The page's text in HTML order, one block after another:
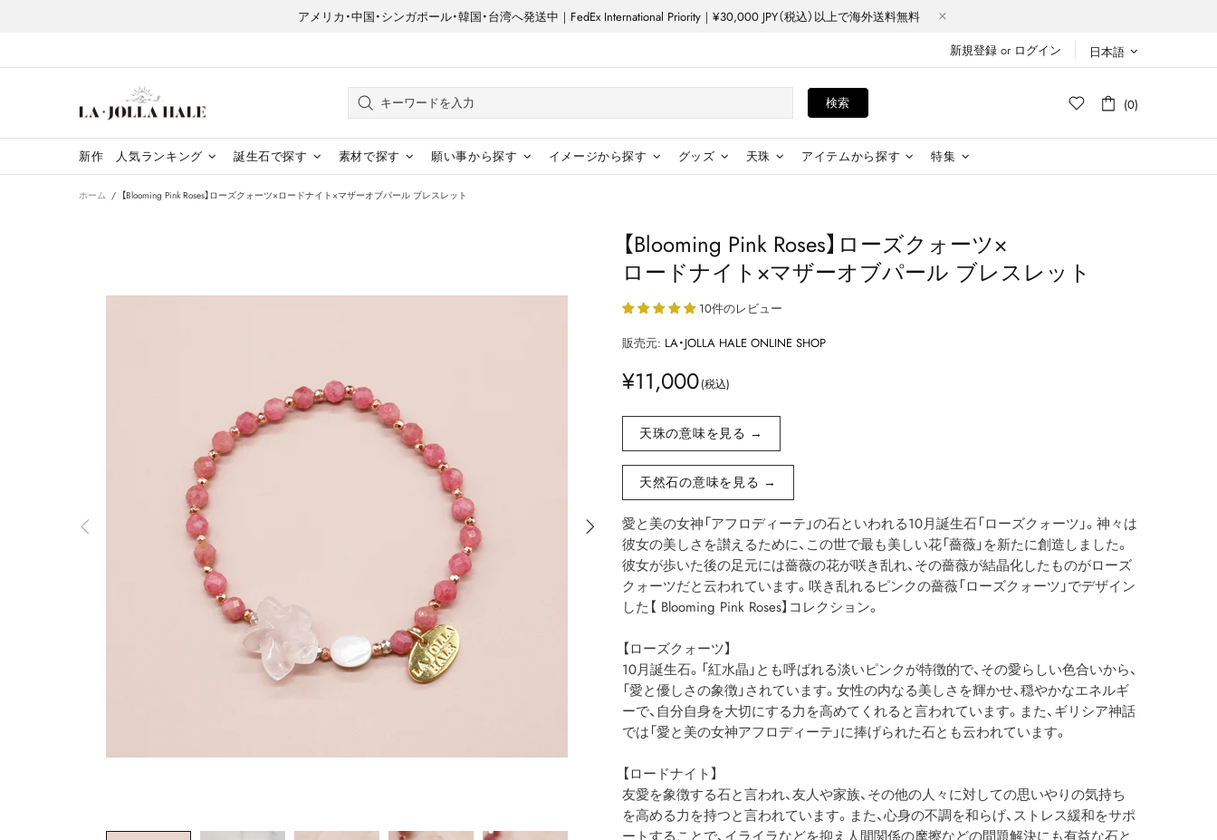
アメリカ・中国・シンガポール・韓国・台湾へ発送中｜FedEx International Priority｜¥30,000 JPY（税込）以上で海外送料無料
新規登録 or ログイン 日本語
検索 (0)
新作 人気ランキング 誕生石で探す 素材で探す 願い事から探す イメージから探す グッズ 天珠 アイテムから探す 特集
ホーム 【Blooming Pink Roses】ローズクォーツ×ロードナイト×マザーオブパール ブレスレット
【Blooming Pink Roses】ローズクォーツ×
ロードナイト×マザーオブパール ブレスレット
10件のレビュー
販売元: LA・JOLLA HALE ONLINE SHOP
¥11,000
天珠の意味を見る →
天然石の意味を見る →
愛と美の女神「アフロディーテ」の石といわれる10月誕生石「ローズクォーツ」。神々は
彼女の美しさを讃えるために、この世で最も美しい花「薔薇」を新たに創造しました。
彼女が歩いた後の足元には薔薇の花が咲き乱れ、その薔薇が結晶化したものがローズ
クォーツだと云われています。咲き乱れるピンクの薔薇「ローズクォーツ」でデザイン
した【 Blooming Pink Roses】コレクション。
【ローズクォーツ】
10月誕生石。「紅水晶」とも呼ばれる淡いピンクが特徴的で、その愛らしい色合いから、
「愛と優しさの象徴」されています。女性の内なる美しさを輝かせ、穏やかなエネルギ
ーで、自分自身を大切にする力を高めてくれると言われています。また、ギリシア神話
では「愛と美の女神アフロディーテ」に捧げられた石とも云われています。
【ロードナイト】
友愛を象徴する石と言われ、友人や家族、その他の人々に対しての思いやりの気持ち
を高める力を持つと言われています。また、心身の不調を和らげ、ストレス緩和をサポ